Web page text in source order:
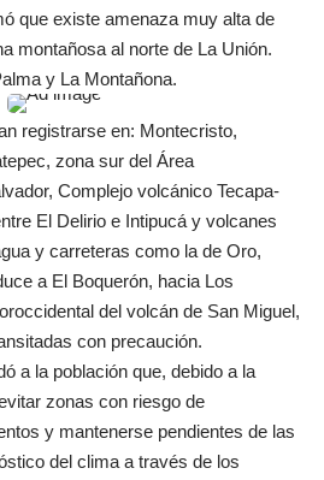
que existe amenaza muy alta de
montañosa al norte de La Unión.
y La Montañona.
registrarse en: Montecristo,
zona sur del Área
Complejo volcánico Tecapa-
El Delirio e Intipucá y volcanes
y carreteras como la de Oro,
a El Boquerón, hacia Los
del volcán de San Miguel,
con precaución.
a la población que, debido a la
zonas con riesgo de
y mantenerse pendientes de las
del clima a través de los